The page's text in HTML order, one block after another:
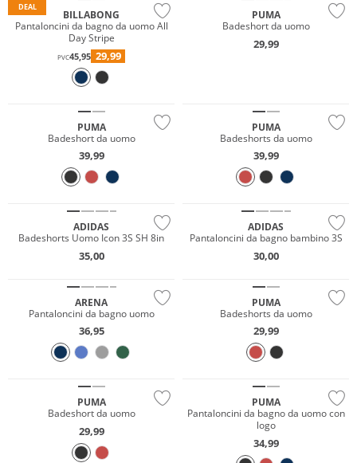
DEAL
BILLABONG
Pantaloncini da bagno da uomo All
Day Stripe
PVC45,95 29,99
PUMA
Badeshort da uomo
29,99
PUMA
Badeshort da uomo
39,99
PUMA
Badeshorts da uomo
39,99
ADIDAS
Badeshorts Uomo Icon 3S SH 8in
35,00
ADIDAS
Pantaloncini da bagno bambino 3S
30,00
ARENA
Pantaloncini da bagno uomo
36,95
PUMA
Badeshorts da uomo
29,99
PUMA
Badeshort da uomo
29,99
PUMA
Pantaloncini da bagno da uomo con
logo
34,99